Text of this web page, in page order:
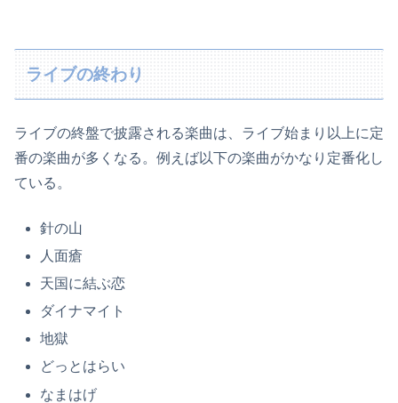
ライブの終わり
ライブの終盤で披露される楽曲は、ライブ始まり以上に定
番の楽曲が多くなる。例えば以下の楽曲がかなり定番化し
ている。
針の山
人面瘡
天国に結ぶ恋
ダイナマイト
地獄
どっとはらい
なまはげ